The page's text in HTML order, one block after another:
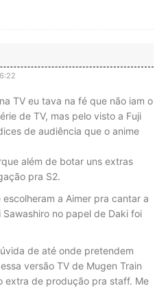
TV eu tava na fé que não iam o
de TV, mas pelo visto a Fuji
de audiência que o anime
além de botar uns extras
pra S2.
a Aimer pra cantar a
Sawashiro no papel de Daki foi
de até onde pretendem
versão TV de Mugen Train
extra de produção pra staff. Me